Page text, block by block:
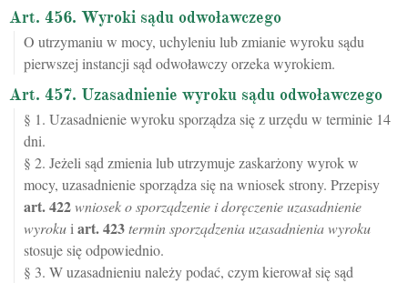
Art. 456. Wyroki sądu odwoławczego
O utrzymaniu w mocy, uchyleniu lub zmianie wyroku sądu
pierwszej instancji sąd odwoławczy orzeka wyrokiem.
Art. 457. Uzasadnienie wyroku sądu odwoławczego
§ 1. Uzasadnienie wyroku sporządza się z urzędu w terminie 14
dni.
§ 2. Jeżeli sąd zmienia lub utrzymuje zaskarżony wyrok w
mocy, uzasadnienie sporządza się na wniosek strony. Przepisy
art.422wniosek o sporządzenie i doręczenie uzasadnienie
wyroku i art.423termin sporządzenia uzasadnienia wyroku
stosuje się odpowiednio.
§ 3. W uzasadnieniu należy podać, czym kierował się sąd